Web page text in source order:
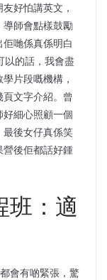
好怕講英文，
師會點樣鼓勵
哋係真係明白
以的話，我會盡
片段嘅機構，
文字介紹。曾
細心照顧一個
後女仔真係笑
後佢都話好鍾
班：適
會有啲緊張，驚